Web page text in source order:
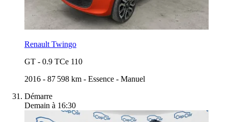
Renault Twingo
GT - 0.9 TCe 110
2016 - 87 598 km - Essence - Manuel
Démarre
Demain à 16:30